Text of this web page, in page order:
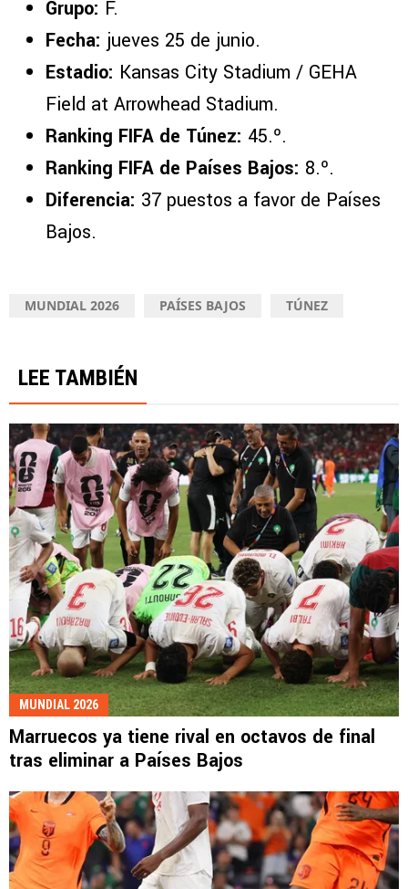
Grupo: F.
Fecha: jueves 25 de junio.
Estadio: Kansas City Stadium / GEHA
Field at Arrowhead Stadium.
Ranking FIFA de Túnez: 45.º.
Ranking FIFA de Países Bajos: 8.º.
Diferencia: 37 puestos a favor de Países
Bajos.
MUNDIAL 2026 PAÍSES BAJOS TÚNEZ
LEE TAMBIÉN
MUNDIAL 2026
Marruecos ya tiene rival en octavos de final
tras eliminar a Países Bajos